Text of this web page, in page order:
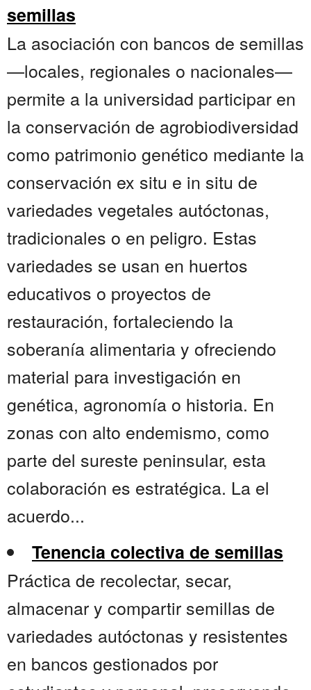
semillas
La asociación con bancos de semillas
—locales, regionales o nacionales—
permite a la universidad participar en
la conservación de agrobiodiversidad
como patrimonio genético mediante la
conservación ex situ e in situ de
variedades vegetales autóctonas,
tradicionales o en peligro. Estas
variedades se usan en huertos
educativos o proyectos de
restauración, fortaleciendo la
soberanía alimentaria y ofreciendo
material para investigación en
genética, agronomía o historia. En
zonas con alto endemismo, como
parte del sureste peninsular, esta
colaboración es estratégica. La el
acuerdo...
Tenencia colectiva de semillas
Práctica de recolectar, secar,
almacenar y compartir semillas de
variedades autóctonas y resistentes
en bancos gestionados por